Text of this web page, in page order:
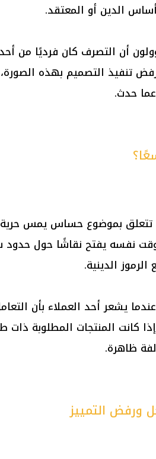
الدين أو المعتقد.
أن التصرف كان فرديًا من أحد
تنفيذ التصميم بهذه
عما حدث.
تتعلق بموضوع حساس يمس
نفسه يفتح نقاشًا حول حدود
الدينية.
يشعر أحد العملاء بأن
كانت المنتجات المطلوبة
ظاهرة.
ورفض التمييز